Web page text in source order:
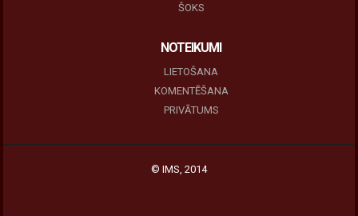
ŠOKS
NOTEIKUMI
LIETOŠANA
KOMENTĒŠANA
PRIVĀTUMS
© IMS, 2014